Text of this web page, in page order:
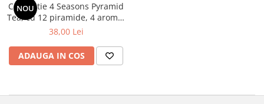
NOU
Ceai cutie 4 Seasons Pyramid
Tea, cu 12 piramide, 4 arome,
24g
38,00 Lei
ADAUGA IN COS